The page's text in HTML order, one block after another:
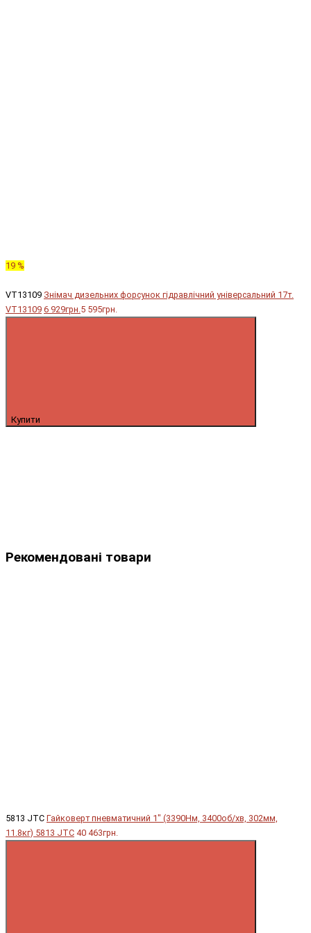
19 %
VT13109 Знімач дизельних форсунок гідравлічний універсальний 17т.
VT13109 6 929грн.5 595грн.
Купити
Рекомендовані товари
5813 JTC Гайковерт пневматичний 1" (3390Hм, 3400об/хв, 302мм,
11.8кг) 5813 JTC 40 463грн.